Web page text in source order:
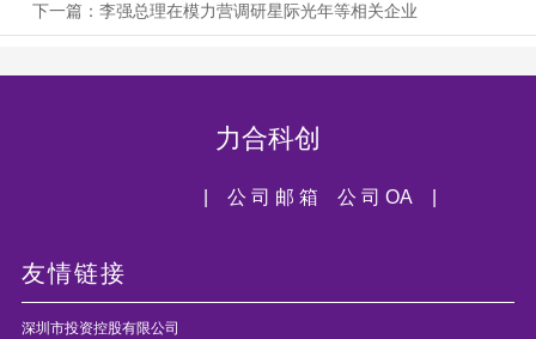
下一篇： 李强总理在模力营调研星际光年等相关企业
力合科创
公 司 OA |
| 公 司 邮 箱
友情链接
深圳市投资控股有限公司